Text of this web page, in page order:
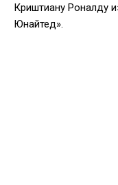
Криштиану Роналду
Юнайтед».